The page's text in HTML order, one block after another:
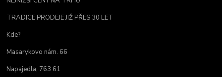
TRADICE PRODEJE JIŽ PŘES 30 LET
Kde?
Masarykovo nám. 66
Napajedla, 763 61